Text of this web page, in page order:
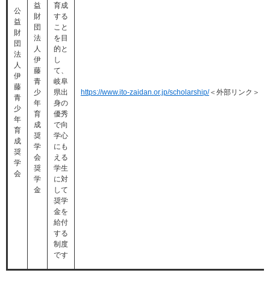
公
益
財
団
法
人
伊
藤
青
少
年
育
成
奨
学
会
益
財
団
法
人
伊
藤
青
少
年
育
成
奨
学
会
奨
学
金
育成
する
こと
を目
的と
し
て、
岐阜
県出
身の
優秀
で向
学心
にも
える
学生
に対
して
奨学
金を
給付
する
制度
です
https://www.ito-zaidan.or.jp/scholarship/＜外部リンク＞